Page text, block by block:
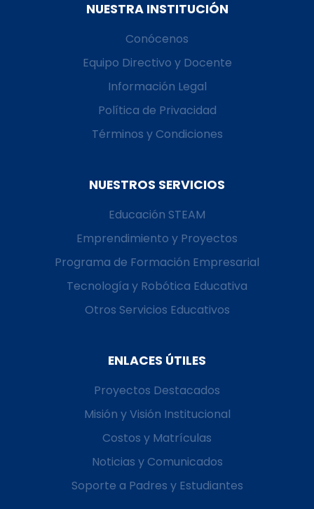
NUESTRA INSTITUCIÓN
Conócenos
Equipo Directivo y Docente
Información Legal
Política de Privacidad
Términos y Condiciones
NUESTROS SERVICIOS
Educación STEAM
Emprendimiento y Proyectos
Programa de Formación Empresarial
Tecnología y Robótica Educativa
Otros Servicios Educativos
ENLACES ÚTILES
Proyectos Destacados
Misión y Visión Institucional
Costos y Matrículas
Noticias y Comunicados
Soporte a Padres y Estudiantes